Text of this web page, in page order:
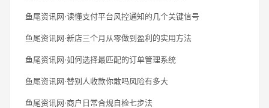
鱼尾资讯网·读懂支付平台风控通知的几个关键信号
鱼尾资讯网·新店三个月从零做到盈利的实用方法
鱼尾资讯网·如何选择最匹配的订单管理系统
鱼尾资讯网·替别人收款你敢吗风险有多大
鱼尾资讯网·商户日常合规自检七步法